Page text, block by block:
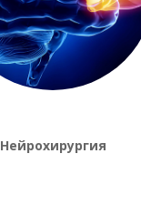
Нейрохирургия